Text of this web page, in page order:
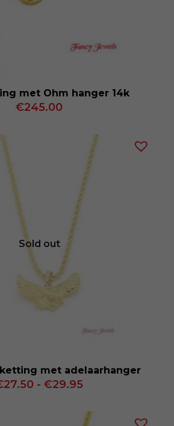
met Ohm hanger 14k
€245.00
Sold out
met adelaarhanger
27.50 - €29.95
€29.95